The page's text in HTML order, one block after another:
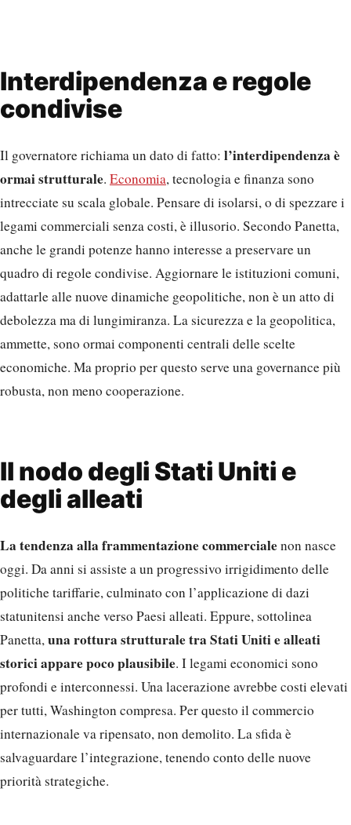
Interdipendenza e regole
condivise
Il governatore richiama un dato di fatto: l’interdipendenza è
ormai strutturale. Economia, tecnologia e finanza sono
intrecciate su scala globale. Pensare di isolarsi, o di spezzare i
legami commerciali senza costi, è illusorio. Secondo Panetta,
anche le grandi potenze hanno interesse a preservare un
quadro di regole condivise. Aggiornare le istituzioni comuni,
adattarle alle nuove dinamiche geopolitiche, non è un atto di
debolezza ma di lungimiranza. La sicurezza e la geopolitica,
ammette, sono ormai componenti centrali delle scelte
economiche. Ma proprio per questo serve una governance più
robusta, non meno cooperazione.
Il nodo degli Stati Uniti e
degli alleati
La tendenza alla frammentazione commercialenon nasce
oggi. Da anni si assiste a un progressivo irrigidimento delle
politiche tariffarie, culminato con l’applicazione di dazi
statunitensi anche verso Paesi alleati. Eppure, sottolinea
Panetta, una rottura strutturale tra Stati Uniti e alleati
storici appare poco plausibile. I legami economici sono
profondi e interconnessi. Una lacerazione avrebbe costi elevati
per tutti, Washington compresa. Per questo il commercio
internazionale va ripensato, non demolito. La sfida è
salvaguardare l’integrazione, tenendo conto delle nuove
priorità strategiche.